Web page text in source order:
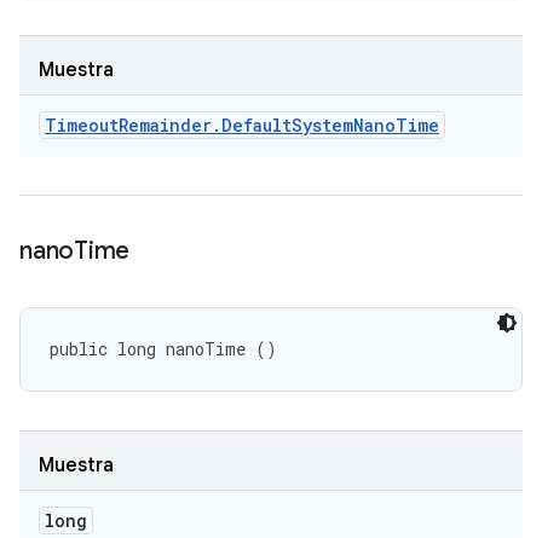
Muestra
TimeoutRemainder. DefaultSystemNanoTime
nanoTime
public long nanoTime ()
Muestra
long